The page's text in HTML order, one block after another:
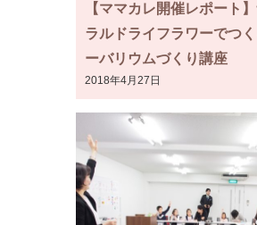
【ママカレ開催レポート
ラルドライフラワーでつ
ーバリウムづくり講座
2018年4月27日